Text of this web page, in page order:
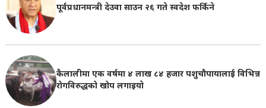
पूर्वप्रधानमन्त्री देउवा साउन २६ गते स्वदेश फर्किने
कैलालीमा एक वर्षमा ४ लाख ८४ हजार पशुचौपायालाई विभिन्न
रोगविरुद्धको खोप लगाइयाे